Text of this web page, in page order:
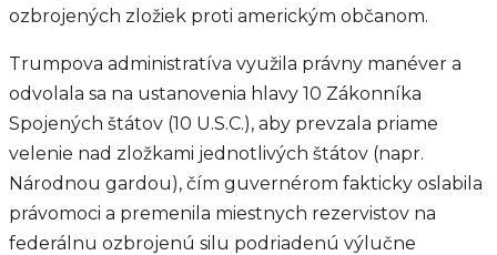
ozbrojených zložiek proti americkým občanom.
Trumpova administratíva využila právny manéver a
odvolala sa na ustanovenia hlavy 10 Zákonníka
Spojených štátov (10 U.S.C.), aby prevzala priame
velenie nad zložkami jednotlivých štátov (napr.
Národnou gardou), čím guvernérom fakticky oslabila
právomoci a premenila miestnych rezervistov na
federálnu ozbrojenú silu podriadenú výlučne